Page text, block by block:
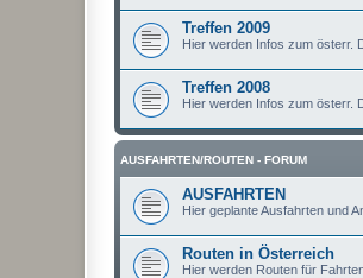
Treffen 2009
Hier werden Infos zum österr.
Treffen 2008
Hier werden Infos zum österr.
AUSFAHRTEN/ROUTEN - FORUM
AUSFAHRTEN
Hier geplante Ausfahrten und
Routen in Österreich
Hier werden Routen für